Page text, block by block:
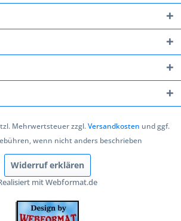
Mehrwertsteuer zzgl.Versandkosten und ggf.
wenn nicht anders beschrieben
Widerruf erklären
mit Webformat.de